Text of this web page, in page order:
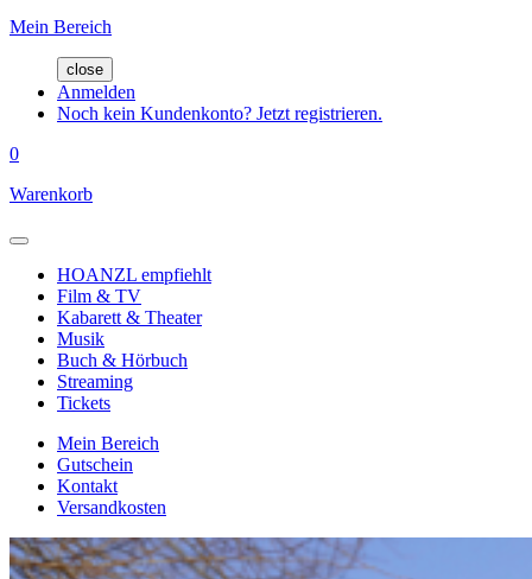
Mein Bereich
close
Anmelden
Noch kein Kundenkonto? Jetzt registrieren.
0
Warenkorb
HOANZL empfiehlt
Film & TV
Kabarett & Theater
Musik
Buch & Hörbuch
Streaming
Tickets
Mein Bereich
Gutschein
Kontakt
Versandkosten